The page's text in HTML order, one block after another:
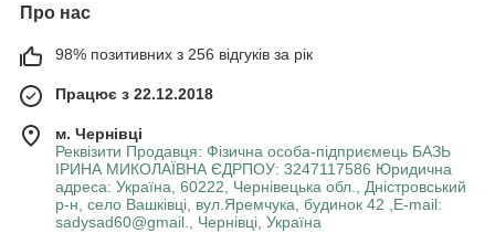
Про нас
98% позитивних з 256 відгуків за рік
Працює з 22.12.2018
м. Чернівці
Реквізити Продавця: Фізична особа-підприємець БАЗЬ
ІРИНА МИКОЛАЇВНА ЄДРПОУ: 3247117586 Юридична
адреса: Україна, 60222, Чернівецька обл., Дністровський
р-н, село Вашківці, вул.Яремчука, будинок 42 ,E-mail:
sadysad60@gmail., Чернівці, Україна